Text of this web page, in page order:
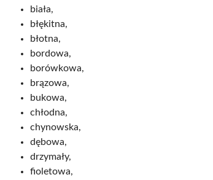
biała,
błękitna,
błotna,
bordowa,
borówkowa,
brązowa,
bukowa,
chłodna,
chynowska,
dębowa,
drzymały,
fioletowa,